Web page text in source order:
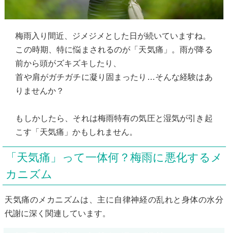
梅雨入り間近、ジメジメとした日が続いていますね。
この時期、特に悩まされるのが「天気痛」。雨が降る
前から頭がズキズキしたり、
首や肩がガチガチに凝り固まったり…そんな経験はあ
りませんか？
もしかしたら、それは梅雨特有の気圧と湿気が引き起
こす「天気痛」かもしれません。
「天気痛」って一体何？梅雨に悪化するメ
カニズム
天気痛のメカニズムは、主に自律神経の乱れと身体の水分
代謝に深く関連しています。